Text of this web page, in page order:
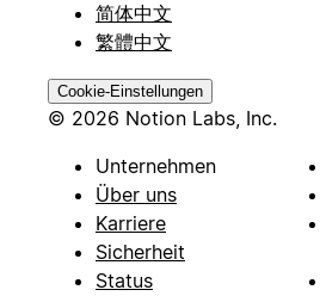
简体中文
繁體中文
Cookie-Einstellungen
© 2026 Notion Labs, Inc.
Unternehmen
Über uns
Karriere
Sicherheit
Status